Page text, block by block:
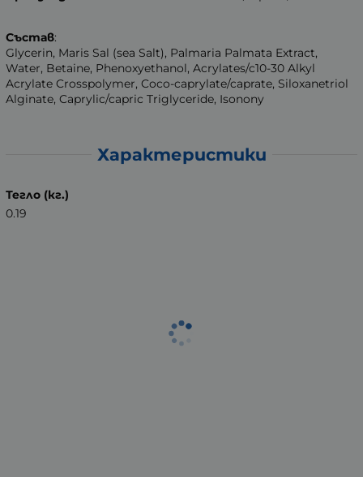
Състав:
Glycerin, Maris Sal (sea Salt), Palmaria Palmata Extract,
Water, Betaine, Phenoxyethanol, Acrylates/c10-30 Alkyl
Acrylate Crosspolymer, Coco-caprylate/caprate, Siloxanetriol
Alginate, Caprylic/capric Triglyceride, Isonony
Характеристики
Тегло (кг.)
0.19